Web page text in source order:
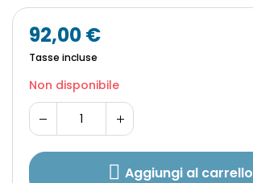
92,00 €
Tasse incluse
Non disponibile
Aggiungi al carrello